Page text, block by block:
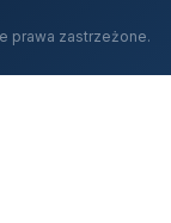
prawa zastrzeżone.